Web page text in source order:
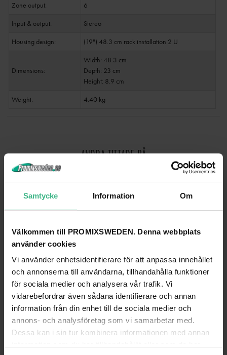
Samtycke Information Om
Välkommen till PROMIXSWEDEN. Denna webbplats
använder cookies
Vi använder enhetsidentifierare för att anpassa innehållet
och annonserna till användarna, tillhandahålla funktioner
för sociala medier och analysera vår trafik. Vi
vidarebefordrar även sådana identifierare och annan
information från din enhet till de sociala medier och
annons- och analysföretag som vi samarbetar med.
Dessa kan i sin tur kombinera informationen med annan
Zone output:
6
Input & output:
Stereo
Housing design:
(19") 48.3 cm rack installation 2 U
Dimensions:
Width: 48.3 cm
Depth: 23 cm
Height: 8.9 cm
Weight:
4.40 kg
ANDRA TITTADE PÅ
OMNITRONIC PA 6-ZONE STEREO VOL-CONT20W BK
Omnitronic PA 6-zon stereo volymkontroll 20W svart
3 887 kr
OMNITRONIC PA 6-ZONE STEREO VOL
3 183 kr